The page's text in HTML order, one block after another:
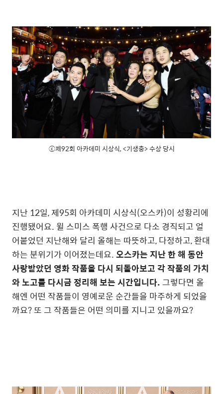
ⓒ제92회 아카데미 시상식, <기생충> 수상 당시
지난 12일, 제95회 아카데미 시상식(오스카)이 성황리에
진행됐어요. 윌 스미스 폭행 사건으로 다소 경직되고 얼
어붙었던 지난해와 달리 올해는 따뜻하고, 다정하고, 환대
하는 분위기가 이어졌는데요.오스카는 지난 한 해 동안
사랑받았던 영화 작품을 다시 되돌아보고 각 작품의 가치
와 노고를 다시금 정리해 보는 시간입니다. 그렇다면 올
해엔 어떤 작품들이 영예로운 순간들을 마주하게 되었을
까요? 또 그 작품들은 어떤 의미를 지니고 있을까요?